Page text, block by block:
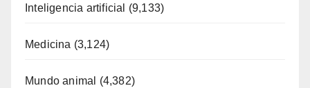
Inteligencia artificial (9,133)
Medicina (3,124)
Mundo animal (4,382)